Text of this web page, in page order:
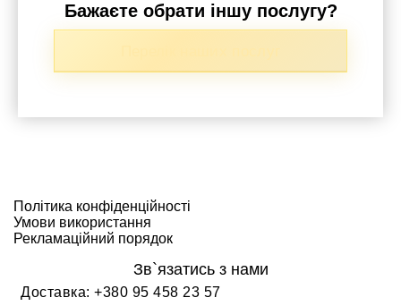
Бажаєте обрати іншу послугу?
Політика конфіденційності
Умови використання
Рекламаційний порядок
Зв`язатись з нами
Доставка: +380 95 458 23 57